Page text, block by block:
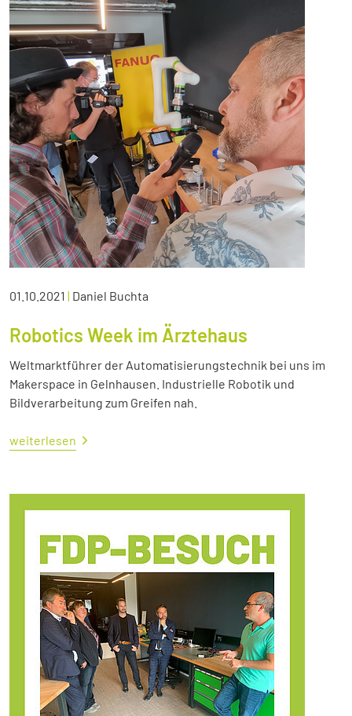
01.10.2021 | Daniel Buchta
Robotics Week im Ärztehaus
Weltmarktführer der Automatisierungstechnik bei uns im
Makerspace in Gelnhausen. Industrielle Robotik und
Bildverarbeitung zum Greifen nah.
weiterlesen